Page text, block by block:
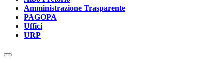
Amministrazione Trasparente
PAGOPA
Uffici
URP